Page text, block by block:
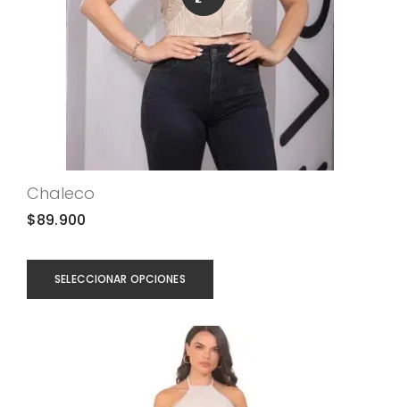
Chaleco
$89.900
SELECCIONAR OPCIONES